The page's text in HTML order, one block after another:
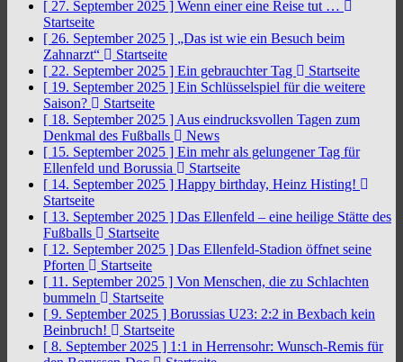
[ 27. September 2025 ] Wenn einer eine Reise tut …
Startseite
[ 26. September 2025 ] „Das ist wie ein Besuch beim
Zahnarzt“
Startseite
[ 22. September 2025 ] Ein gebrauchter Tag
Startseite
[ 19. September 2025 ] Ein Schlüsselspiel für die weitere
Saison?
Startseite
[ 18. September 2025 ] Aus eindrucksvollen Tagen zum
Denkmal des Fußballs
News
[ 15. September 2025 ] Ein mehr als gelungener Tag für
Ellenfeld und Borussia
Startseite
[ 14. September 2025 ] Happy birthday, Heinz Histing!
Startseite
[ 13. September 2025 ] Das Ellenfeld – eine heilige Stätte des
Fußballs
Startseite
[ 12. September 2025 ] Das Ellenfeld-Stadion öffnet seine
Pforten
Startseite
[ 11. September 2025 ] Von Menschen, die zu Schlachten
bummeln
Startseite
[ 9. September 2025 ] Borussias U23: 2:2 in Bexbach kein
Beinbruch!
Startseite
[ 8. September 2025 ] 1:1 in Herrensohr: Wunsch-Remis für